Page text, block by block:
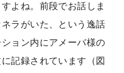
よね。前段でお話しま
ラがいた、という逸話
ョン内にアメーバ様の
記録されています（図